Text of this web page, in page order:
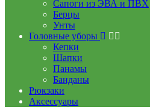
Сапоги из ЭВА и ПВХ
Берцы
Унты
Головные уборы
Кепки
Шапки
Панамы
Банданы
Рюкзаки
Аксессуары